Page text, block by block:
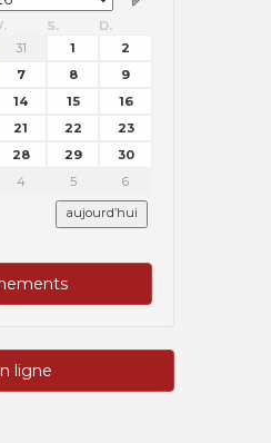
S.
D.
31 1
2
7 8
9
14 15
16
21 22
23
28 29
30
4 5 6
aujourd’hui
ligne